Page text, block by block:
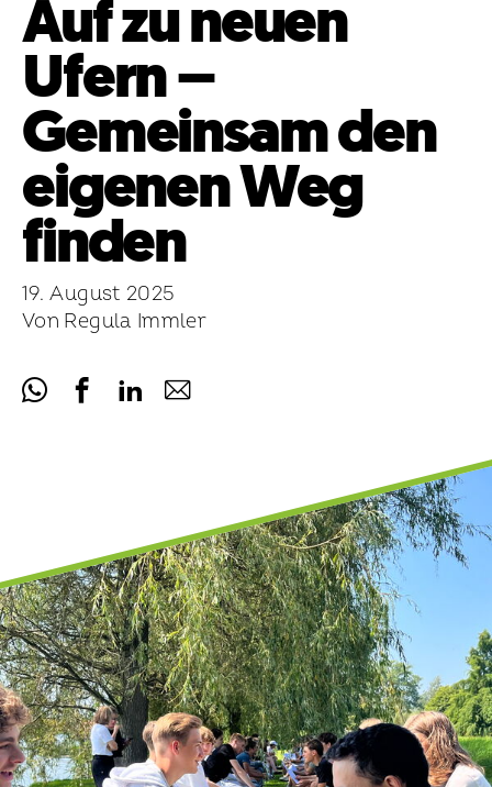
Auf zu neuen
Ufern –
Gemeinsam den
eigenen Weg
finden
19. August 2025
Von Regula Immler